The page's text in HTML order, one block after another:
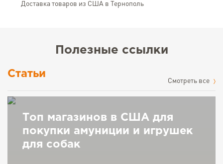
Доставка товаров из США в Тернополь
Полезные ссылки
Статьи
Cмотреть все
Топ магазинов в США для
покупки амуниции и игрушек
для собак